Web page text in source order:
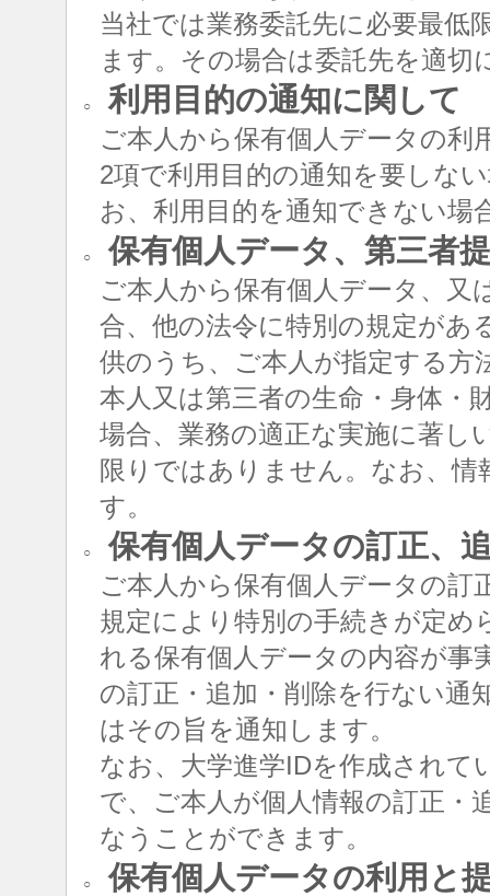
当社では業務委託先に必要最低
ます。その場合は委託先を適切
○ 利用目的の通知に関して
ご本人から保有個人データの利
2項で利用目的の通知を要しな
お、利用目的を通知できない場
○ 保有個人データ、第三者
ご本人から保有個人データ、又
合、他の法令に特別の規定があ
供のうち、ご本人が指定する方
本人又は第三者の生命・身体・
場合、業務の適正な実施に著し
限りではありません。なお、
す。
○ 保有個人データの訂正、
ご本人から保有個人データの訂
規定により特別の手続きが定め
れる保有個人データの内容が事
の訂正・追加・削除を行ない通
はその旨を通知します。
なお、大学進学IDを作成されて
で、ご本人が個人情報の訂正・
なうことができます。
○ 保有個人データの利用と